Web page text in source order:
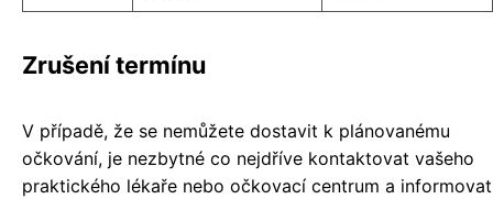
Zrušení termínu
V případě, že se nemůžete dostavit k plánovanému
očkování, je nezbytné co nejdříve kontaktovat vašeho
praktického lékaře nebo očkovací centrum a informovat